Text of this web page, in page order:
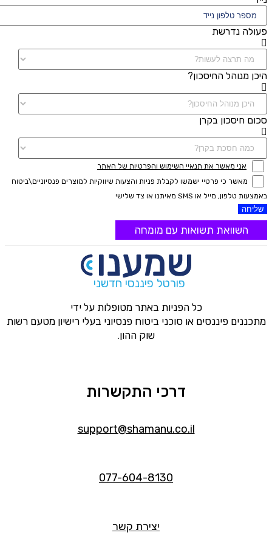
פעולה נדרשת
היכן מנוהל החיסכון?
סכום חיסכון בקרן
אני מאשר את תנאיי השימוש והפרטיות של האתר
מאשר כי פרטיי ישמשו לקבלת פניות והצעות שיווקיות למוצרים פנסיוניים\ביטוח
באמצעות טלפון, מייל או SMS מאיתנו או צד שלישי
שליחה
השוואת תשואות עם מומחה
פורטל פיננסי חדשני
כל הפניות באתר מטופלות על ידי
מתכננים פיננסים או סוכני ביטוח פנסיוני בעלי רישיון מטעם רשות
שוק ההון.
דרכי התקשרות
support@shamanu.co.il
077-604-8130
יצירת קשר